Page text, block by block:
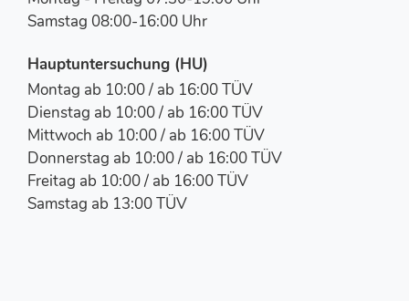
Samstag 08:00-16:00 Uhr
Hauptuntersuchung (HU)
Montag ab 10:00 / ab 16:00 TÜV
Dienstag ab 10:00 / ab 16:00 TÜV
Mittwoch ab 10:00 / ab 16:00 TÜV
Donnerstag ab 10:00 / ab 16:00 TÜV
Freitag ab 10:00 / ab 16:00 TÜV
Samstag ab 13:00 TÜV